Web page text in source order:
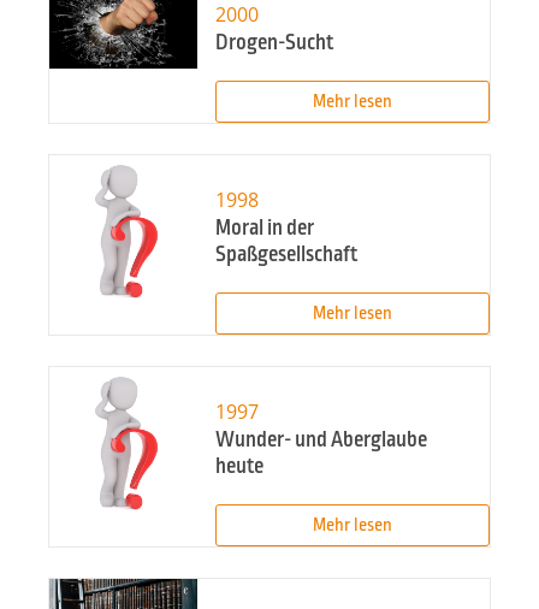
2000
Drogen-Sucht
Mehr lesen
1998
Moral in der
Spaßgesellschaft
Mehr lesen
1997
Wunder- und Aberglaube
heute
Mehr lesen